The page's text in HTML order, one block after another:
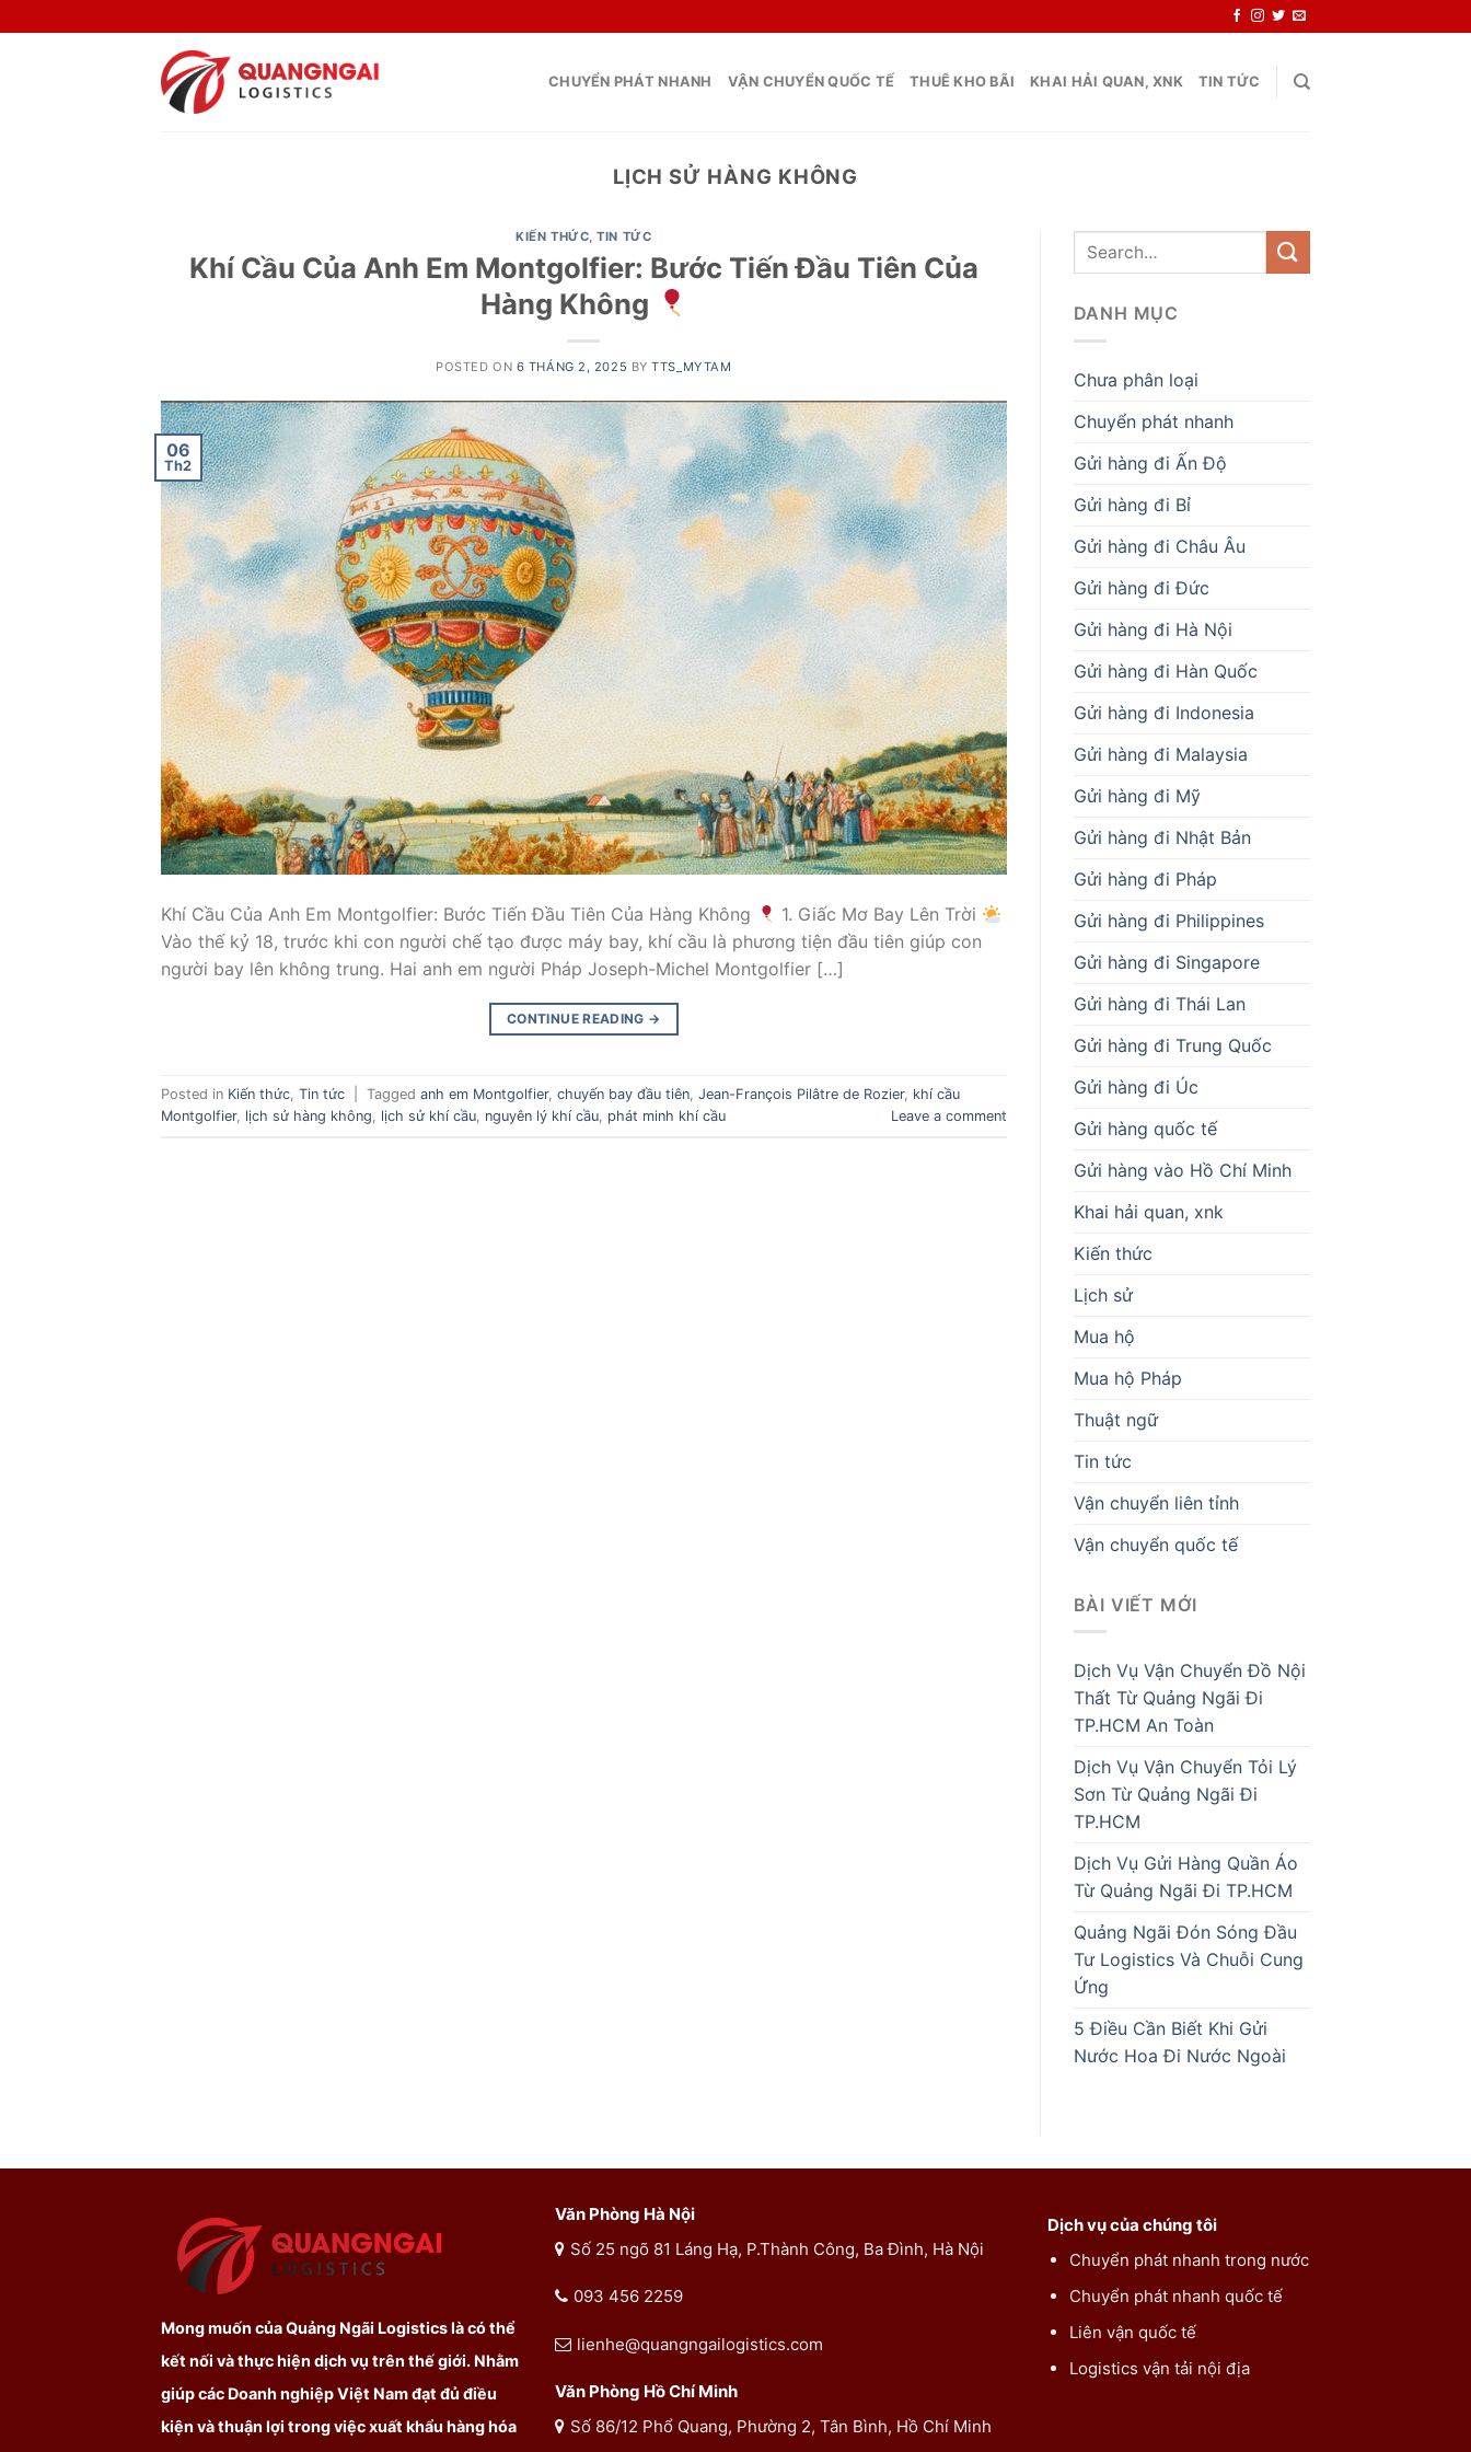
to
CHUYỂN PHÁT NHANH VẬN CHUYỂN QUỐC TẾ THUÊ KHO BÃI KHAI HẢI QUAN, XNK TIN TỨC
LỊCH SỬ HÀNG KHÔNG
KIẾN THỨC,TIN TỨC
Khí Cầu Của Anh Em Montgolfier: Bước Tiến Đầu Tiên Của
Hàng Không
POSTED ON 6 THÁNG 2, 2025 BYTTS_MYTAM
06
Th2
Khí Cầu Của Anh Em Montgolfier: Bước Tiến Đầu Tiên Của Hàng Không
1. Giấc Mơ Bay Lên Trời
Vào thế kỷ 18, trước khi con người chế tạo được máy bay, khí cầu là phương tiện đầu tiên giúp con
người bay lên không trung. Hai anh em người Pháp Joseph-Michel Montgolfier […]
CONTINUE READING →
Posted in Kiến thức Tin tức Tagged anh em Montgolfier, chuyến bay đầu tiên Jean-François Pilâtre de Rozier, khí cầu
Montgolfier, lịch sử hàng không lịch sử khí cầu nguyên lý khí cầu phát minh khí cầu Leave a comment
DANH MỤC
Chưa phân loại
Chuyển phát nhanh
Gửi hàng đi Ấn Độ
Gửi hàng đi Bỉ
Gửi hàng đi Châu Âu
Gửi hàng đi Đức
Gửi hàng đi Hà Nội
Gửi hàng đi Hàn Quốc
Gửi hàng đi Indonesia
Gửi hàng đi Malaysia
Gửi hàng đi Mỹ
Gửi hàng đi Nhật Bản
Gửi hàng đi Pháp
Gửi hàng đi Philippines
Gửi hàng đi Singapore
Gửi hàng đi Thái Lan
Gửi hàng đi Trung Quốc
Gửi hàng đi Úc
Gửi hàng quốc tế
Gửi hàng vào Hồ Chí Minh
Khai hải quan, xnk
Kiến thức
Lịch sử
Mua hộ
Mua hộ Pháp
Thuật ngữ
Tin tức
Vận chuyển liên tỉnh
Vận chuyển quốc tế
BÀI VIẾT MỚI
Dịch Vụ Vận Chuyển Đồ Nội
Thất Từ Quảng Ngãi Đi
TP.HCM An Toàn
Dịch Vụ Vận Chuyển Tỏi Lý
Sơn Từ Quảng Ngãi Đi
TP.HCM
Dịch Vụ Gửi Hàng Quần Áo
Từ Quảng Ngãi Đi TP.HCM
Quảng Ngãi Đón Sóng Đầu
Tư Logistics Và Chuỗi Cung
Ứng
5 Điều Cần Biết Khi Gửi
Nước Hoa Đi Nước Ngoài
Mong muốn của Quảng Ngãi Logistics là có thể
kết nối và thực hiện dịch vụ trên thế giới. Nhằm
giúp các Doanh nghiệp Việt Nam đạt đủ điều
kiện và thuận lợi trong việc xuất khẩu hàng hóa
Văn Phòng Hà Nội
Số 25 ngõ 81 Láng Hạ, P.Thành Công, Ba Đình, Hà Nội
093 456 2259
lienhe@quangngailogistics.com
Văn Phòng Hồ Chí Minh
Số 86/12 Phổ Quang, Phường 2, Tân Bình, Hồ Chí Minh
Dịch vụ của chúng tôi
Chuyển phát nhanh trong nước
Chuyển phát nhanh quốc tế
Liên vận quốc tế
Logistics vận tải nội địa